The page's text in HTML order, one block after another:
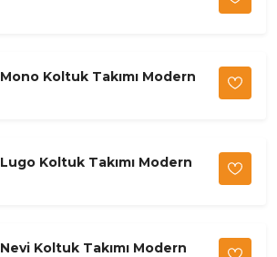
Mono Koltuk Takımı Modern
Lugo Koltuk Takımı Modern
Nevi Koltuk Takımı Modern